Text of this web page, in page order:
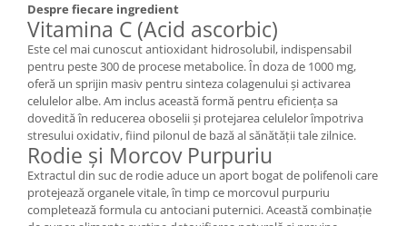
Despre fiecare ingredient
Vitamina C (Acid ascorbic)
Este cel mai cunoscut antioxidant hidrosolubil, indispensabil
pentru peste 300 de procese metabolice. În doza de 1000 mg,
oferă un sprijin masiv pentru sinteza colagenului și activarea
celulelor albe. Am inclus această formă pentru eficiența sa
dovedită în reducerea oboselii și protejarea celulelor împotriva
stresului oxidativ, fiind pilonul de bază al sănătății tale zilnice.
Rodie și Morcov Purpuriu
Extractul din suc de rodie aduce un aport bogat de polifenoli care
protejează organele vitale, în timp ce morcovul purpuriu
completează formula cu antociani puternici. Această combinație